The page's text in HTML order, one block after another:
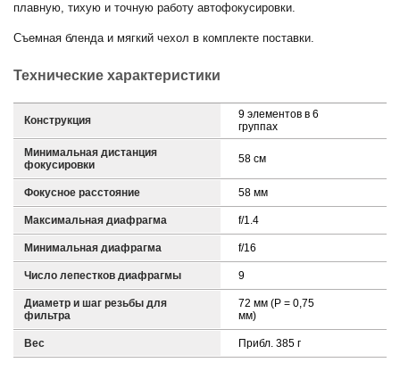
плавную, тихую и точную работу автофокусировки.
Съемная бленда и мягкий чехол в комплекте поставки.
Технические характеристики
Конструкция
9 элементов в 6
группах
Минимальная дистанция
фокусировки
58 см
Фокусное расстояние 58 мм
Максимальная диафрагма f/1.4
Минимальная диафрагма f/16
Число лепестков диафрагмы 9
Диаметр и шаг резьбы для
фильтра
72 мм (P = 0,75
мм)
Вес Прибл. 385 г